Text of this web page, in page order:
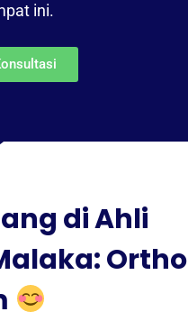
ini.
di Ahli
Ortho